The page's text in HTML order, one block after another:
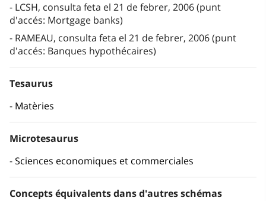
LCSH, consulta feta el 21 de febrer, 2006 (punt
d'accés: Mortgage banks)
RAMEAU, consulta feta el 21 de febrer, 2006 (punt
d'accés: Banques hypothécaires)
Tesaurus
Matèries
Microtesaurus
Sciences economiques et commerciales
Concepts équivalents dans d'autres schémas